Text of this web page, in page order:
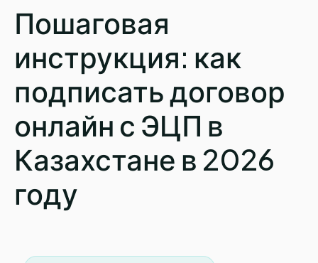
Пошаговая
инструкция: как
подписать договор
онлайн с ЭЦП в
Казахстане в 2026
году